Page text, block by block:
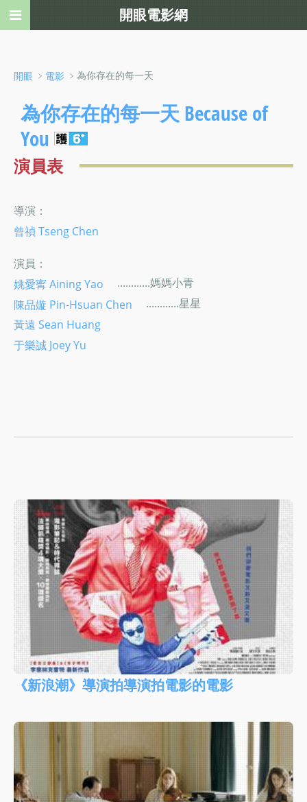
開眼 ﹥ 電影 ﹥為你存在的每一天
為你存在的每一天 Because of
You
演員表
導演：
曾禎 Tseng Chen
演員：
姚愛寗 Aining Yao
............媽媽小青
陳品嫙 Pin-Hsuan Chen
............星星
黃遠 Sean Huang
于樂誠 Joey Yu
《新浪潮》導演拍導演拍電影的電影
開眼電影網